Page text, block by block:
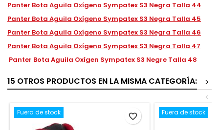
Panter Bota Aguila Oxígeno Sympatex S3 Negra Talla 44
Panter Bota Aguila Oxígeno Sympatex S3 Negra Talla 45
Panter Bota Aguila Oxígeno Sympatex S3 Negra Talla 46
Panter Bota Aguila Oxígeno Sympatex S3 Negra Talla 47
Panter Bota Aguila Oxígen Sympatex S3 Negre Talla 48
15 OTROS PRODUCTOS EN LA MISMA CATEGORÍA:
>
<
Fuera de stock favorite_border Fuera de stock